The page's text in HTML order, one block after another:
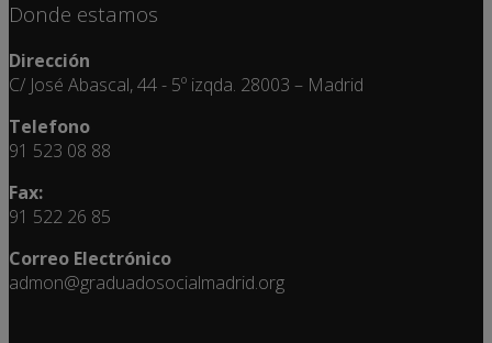
Donde estamos
Dirección
C/ José Abascal, 44 - 5º izqda. 28003 – Madrid
Telefono
91 523 08 88
Fax:
91 522 26 85
Correo Electrónico
admon@graduadosocialmadrid.org